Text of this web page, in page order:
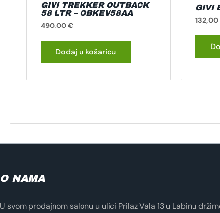
GIVI TREKKER OUTBACK
58 LTR – OBKEV58AA
490,00€
Dodaj u košaricu
GIVI
132,00
O NAMA
U svom prodajnom salonu u ulici Prilaz Vala 13 u Labinu